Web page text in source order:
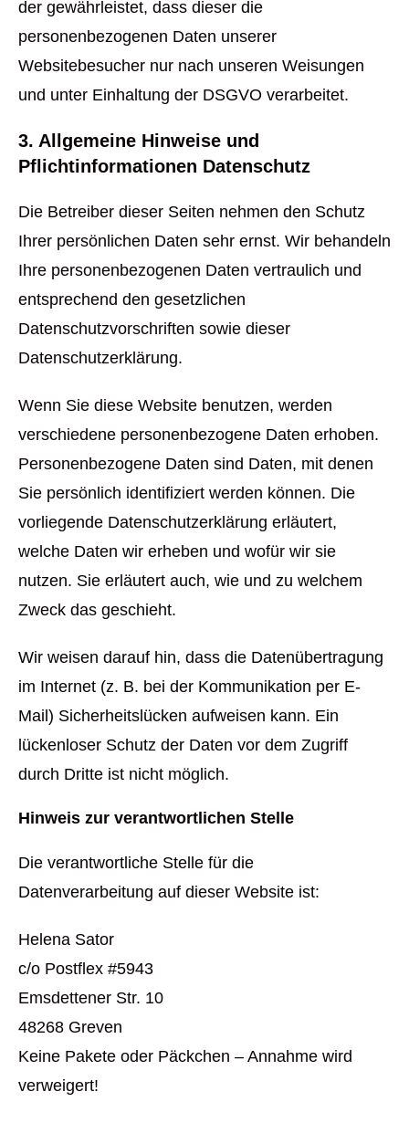
der gewährleistet, dass dieser die
personenbezogenen Daten unserer
Websitebesucher nur nach unseren Weisungen
und unter Einhaltung der DSGVO verarbeitet.
3. Allgemeine Hinweise und
Pflichtinformationen Datenschutz
Die Betreiber dieser Seiten nehmen den Schutz
Ihrer persönlichen Daten sehr ernst. Wir behandeln
Ihre personenbezogenen Daten vertraulich und
entsprechend den gesetzlichen
Datenschutzvorschriften sowie dieser
Datenschutzerklärung.
Wenn Sie diese Website benutzen, werden
verschiedene personenbezogene Daten erhoben.
Personenbezogene Daten sind Daten, mit denen
Sie persönlich identifiziert werden können. Die
vorliegende Datenschutzerklärung erläutert,
welche Daten wir erheben und wofür wir sie
nutzen. Sie erläutert auch, wie und zu welchem
Zweck das geschieht.
Wir weisen darauf hin, dass die Datenübertragung
im Internet (z. B. bei der Kommunikation per E-
Mail) Sicherheitslücken aufweisen kann. Ein
lückenloser Schutz der Daten vor dem Zugriff
durch Dritte ist nicht möglich.
Hinweis zur verantwortlichen Stelle
Die verantwortliche Stelle für die
Datenverarbeitung auf dieser Website ist:
Helena Sator
c/o Postflex #5943
Emsdettener Str. 10
48268 Greven
Keine Pakete oder Päckchen – Annahme wird
verweigert!